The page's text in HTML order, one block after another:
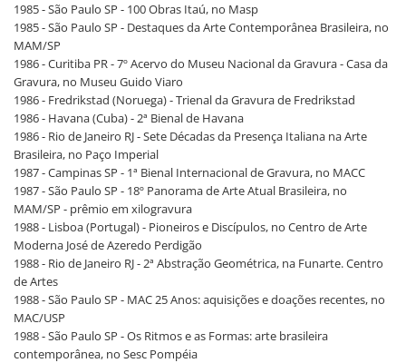
1985 - São Paulo SP - 100 Obras Itaú, no Masp
1985 - São Paulo SP - Destaques da Arte Contemporânea Brasileira, no
MAM/SP
1986 - Curitiba PR - 7º Acervo do Museu Nacional da Gravura - Casa da
Gravura, no Museu Guido Viaro
1986 - Fredrikstad (Noruega) - Trienal da Gravura de Fredrikstad
1986 - Havana (Cuba) - 2ª Bienal de Havana
1986 - Rio de Janeiro RJ - Sete Décadas da Presença Italiana na Arte
Brasileira, no Paço Imperial
1987 - Campinas SP - 1ª Bienal Internacional de Gravura, no MACC
1987 - São Paulo SP - 18º Panorama de Arte Atual Brasileira, no
MAM/SP - prêmio em xilogravura
1988 - Lisboa (Portugal) - Pioneiros e Discípulos, no Centro de Arte
Moderna José de Azeredo Perdigão
1988 - Rio de Janeiro RJ - 2ª Abstração Geométrica, na Funarte. Centro
de Artes
1988 - São Paulo SP - MAC 25 Anos: aquisições e doações recentes, no
MAC/USP
1988 - São Paulo SP - Os Ritmos e as Formas: arte brasileira
contemporânea, no Sesc Pompéia